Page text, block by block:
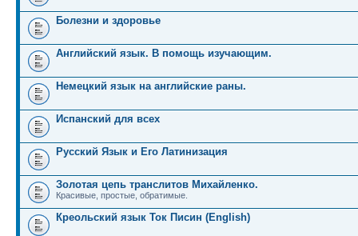
Болезни и здоровье
Английский язык. В помощь изучающим.
Немецкий язык на английские раны.
Испанский для всех
Русский Язык и Его Латинизация
Золотая цепь транслитов Михайленко.
Красивые, простые, обратимые.
Креольский язык Ток Писин (English)